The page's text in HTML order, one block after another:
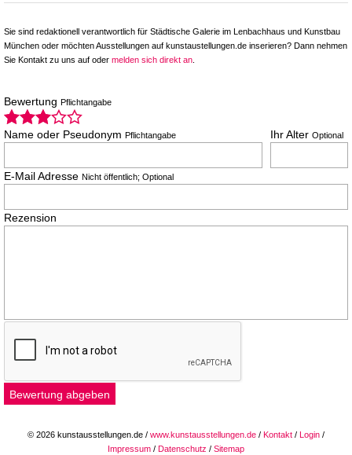
Sie sind redaktionell verantwortlich für Städtische Galerie im Lenbachhaus und Kunstbau
München oder möchten Ausstellungen auf kunstaustellungen.de inserieren? Dann nehmen
Sie Kontakt zu uns auf oder melden sich direkt an
Bewertung Pflichtangabe
Name oder Pseudonym Pflichtangabe Ihr Alter Optional
E-Mail Adresse Nicht öffentlich; Optional
Rezension
© 2026 kunstausstellungen.de / www.kunstausstellungen.de / Kontakt / Login /
Impressum / Datenschutz / Sitemap